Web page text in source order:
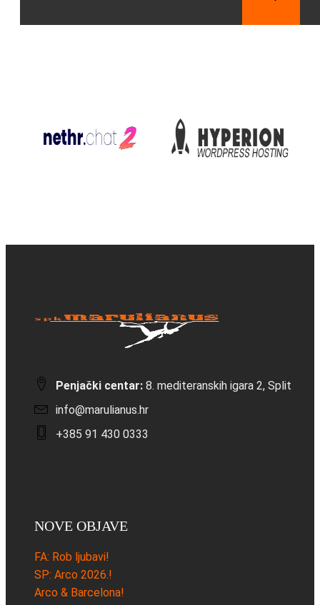
Penjački centar: 8. mediteranskih igara 2, Split
info@marulianus.hr
+385 91 430 0333
NOVE OBJAVE
FA: Rob ljubavi!
SP: Arco 2026.!
Arco & Barcelona!